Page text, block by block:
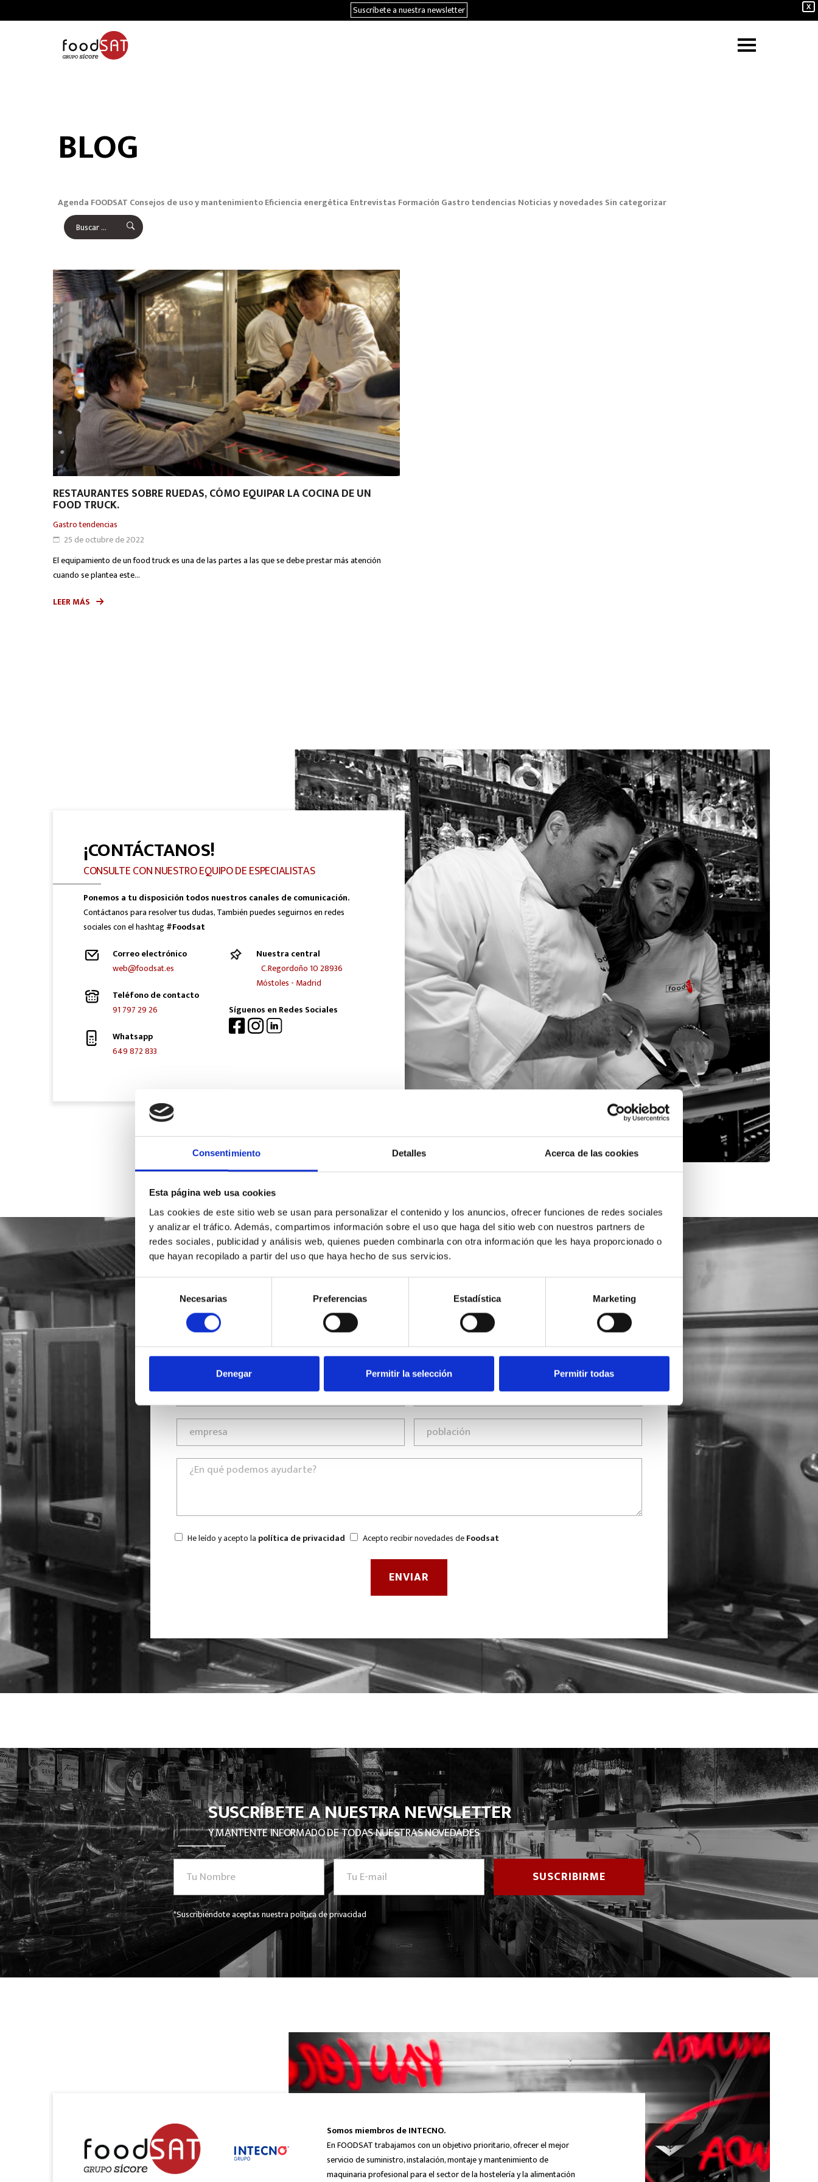
Consentimiento Detalles Acerca de las cookies
Esta página web usa cookies
Las cookies de este sitio web se usan para personalizar el contenido y los anuncios, ofrecer funciones de redes sociales
y analizar el tráfico. Además, compartimos información sobre el uso que haga del sitio web con nuestros partners de
redes sociales, publicidad y análisis web, quienes pueden combinarla con otra información que les haya proporcionado o
que hayan recopilado a partir del uso que haya hecho de sus servicios.
consentimiento
Necesarias Preferencias Estadística Marketing
Denegar Permitir la selección Permitir todas
X
Suscríbete a nuestra newsletter
BLOG
Agenda FOODSAT Consejos de uso y mantenimientoEficiencia energética Entrevistas Formación Gastro tendencias Noticias y novedades Sin categorizar
RESTAURANTES SOBRE RUEDAS, CÓMO EQUIPAR LA COCINA DE UN
FOOD TRUCK.
Gastro tendencias
25 de octubre de 2022
El equipamiento de un food truck es una de las partes a las que se debe prestar más atención
cuando se plantea este...
LEER MÁS
¡CONTÁCTANOS!
CONSULTE CON NUESTRO EQUIPO DE ESPECIALISTAS
Ponemos a tu disposición todos nuestros canales de comunicación.
Contáctanos para resolver tus dudas, También puedes seguirnos en redes
sociales con el hashtag#Foodsat
Correo electrónico
web@foodsat.es
Teléfono de contacto
91 797 29 26
Whatsapp
649 872 833
Nuestra central
C.Regordoño 10 28936
Móstoles - Madrid
Síguenos en Redes Sociales
SOLICITA INFORMACIÓN
He leído y acepto la política de privacidad Acepto recibir novedades deFoodsat
SUSCRÍBETE A NUESTRA NEWSLETTER
Y MANTENTE INFORMADO DE TODAS NUESTRAS NOVEDADES
*Suscribiéndote aceptas nuestra política de privacidad
Somos miembros de INTECNO.
En FOODSAT trabajamos con un objetivo prioritario, ofrecer el mejor
servicio de suministro, instalación, montaje y mantenimiento de
maquinaria profesional para el sector de la hostelería y la alimentación